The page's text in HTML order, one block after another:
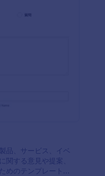
品、サービス、イベ
関する意見や提案、
めのテンプレートで